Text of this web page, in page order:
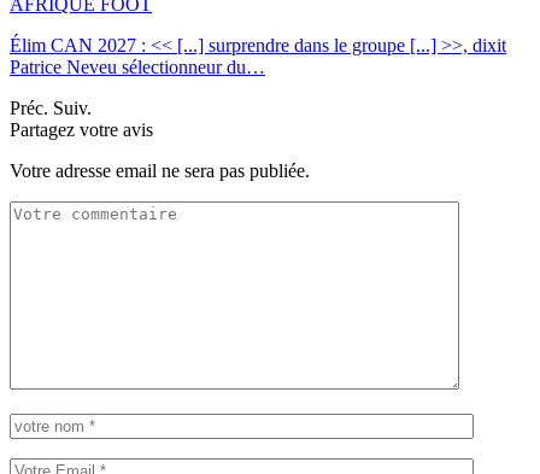
Élim CAN 2027 : << [...] surprendre dans le groupe [...] >>, dixit
Patrice Neveu sélectionneur du…
Préc. Suiv.
Partagez votre avis
Votre adresse email ne sera pas publiée.